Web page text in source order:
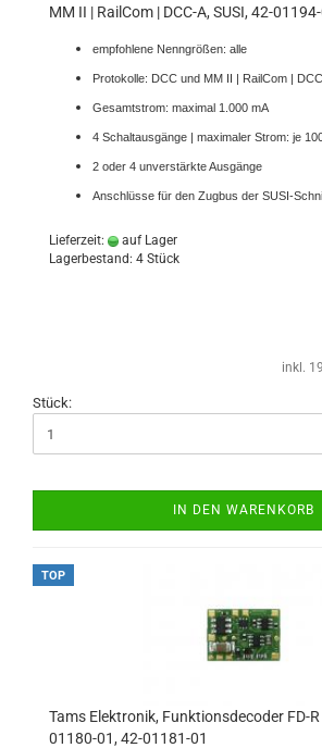
MM II | RailCom | DCC-A, SUSI, 42-
empfohlene Nenngrößen: alle
Protokolle: DCC und MM II | RailCom |
Gesamtstrom: maximal 1.000 mA
4 Schaltausgänge | maximaler Strom: je
2 oder 4 unverstärkte Ausgänge
Anschlüsse für den Zugbus der SUSI-
Lieferzeit:
auf Lager
Lagerbestand: 4 Stück
inkl.
Stück:
IN DEN WARENKORB
TOP
Tams Elektronik, Funktionsdecoder FD-
01180-01, 42-01181-01